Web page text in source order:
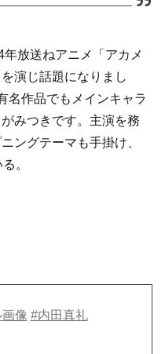
放送ねアニメ「アカメ
演じ話題になりまし
名作品でもメインキャラ
みつきです。主演を務
ングテーマも手掛け、
。
像 #内田真礼